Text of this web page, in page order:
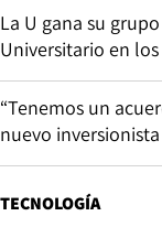
La U gana su
Universitario en
“Tenemos un
nuevo
TECNOLOGÍA